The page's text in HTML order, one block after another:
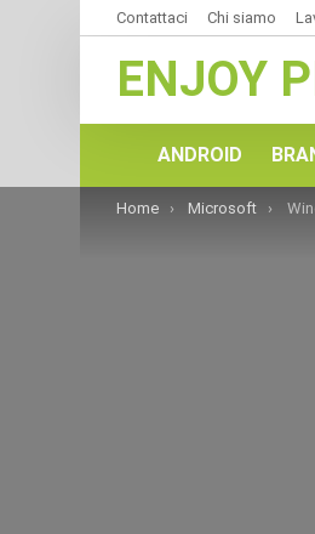
Contattaci Chi siamo
ENJOY
ANDROID
You are here:
Home Microsoft